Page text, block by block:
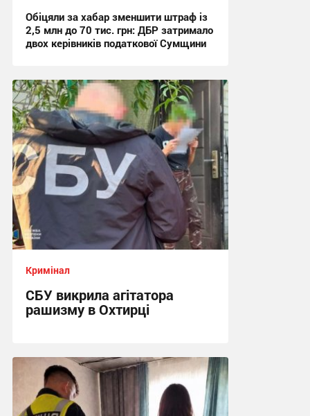
Обіцяли за хабар зменшити штраф із
2,5 млн до 70 тис. грн: ДБР затримало
двох керівників податкової Сумщини
17:42, 6.08.2026
Кримінал
СБУ викрила агітатора
рашизму в Охтирці
13:34, 6.08.2026